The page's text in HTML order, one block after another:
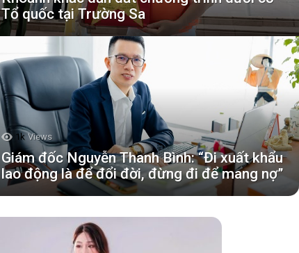
Tổ quốc tại Trường Sa
1k Views
Giám đốc Nguyễn Thanh Bình: “Đi xuất khẩu
lao động là để đổi đời, đừng đi để mang nợ”